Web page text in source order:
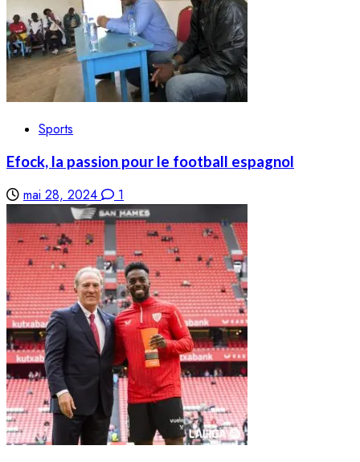
Sports
Efock, la passion pour le football espagnol
mai 28, 2024 1